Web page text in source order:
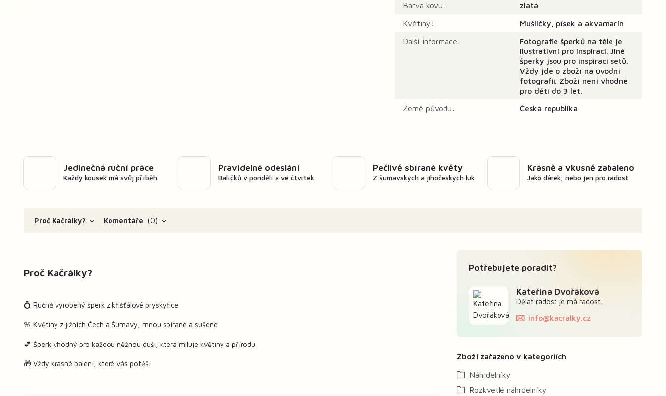
Barva kovu:
zlatá
Květiny:
Mušličky, písek a akvamarín
Další informace:
Fotografie šperků na těle je
ilustrativní pro inspiraci. Jiné
šperky jsou pro inspiraci setů.
Vždy jde o zboží na úvodní
fotografii. Zboží není vhodné
pro děti do 3 let.
Země původu:
Česká republika
Jedinečná ruční práce
Každý kousek má svůj příběh
Pravidelné odeslání
Balíčků v pondělí a ve čtvrtek
Pečlivě sbírané květy
Z šumavských a jihočeských luk
Krásně a vkusně zabaleno
Jako dárek, nebo jen pro radost
Proč Kačrálky? Komentáře 0
Proč Kačrálky?
💍 Ručně vyrobený šperk z křišťálové pryskyřice
🌸 Květiny z jižních Čech a Šumavy, mnou sbírané a sušené
💕 Šperk vhodný pro každou něžnou duši, která miluje květiny a přírodu
🎁 Vždy krásné balení, které vás potěší
Potřebujete poradit?
Kateřina Dvořáková
Dělat radost je má radost.
info@kacralky.cz
Zboží zařazeno v kategoriích
Náhrdelníky
Rozkvetlé náhrdelníky